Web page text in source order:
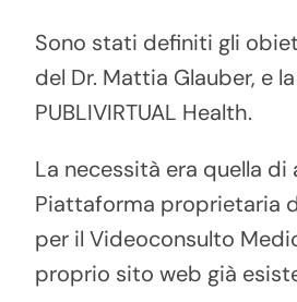
Sono stati definiti gli
del Dr. Mattia Glauber, e
PUBLIVIRTUAL Health.
La necessità era quella di
Piattaforma proprietaria
per il Videoconsulto
proprio sito web già